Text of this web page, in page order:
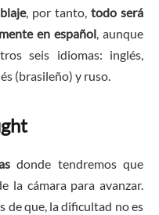
, por tanto, todo será
en español, aunque
seis idiomas: inglés,
(brasileño) y ruso.
donde tendremos que
la cámara para avanzar.
de que, la dificultad no es